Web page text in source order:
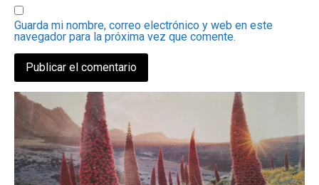
Guarda mi nombre, correo electrónico y web en este
navegador para la próxima vez que comente.